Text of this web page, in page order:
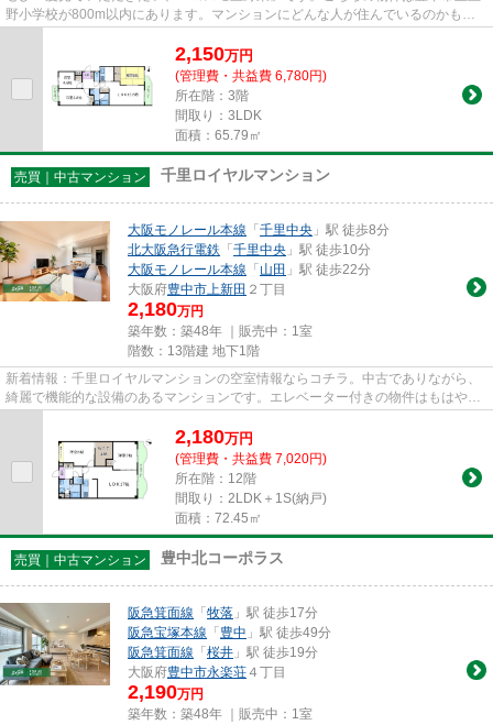
野小学校が800m以内にあります。マンションにどんな人が住んでいるのかも中
2,150万円
(管理費・共益費 6,780円)
所在階：3階
間取り：3LDK
面積：65.79㎡
売買｜中古マンション 千里ロイヤルマンション
大阪モノレール本線 「 千里中央 」駅 徒歩8分
北大阪急行電鉄 「 千里中央 」駅 徒歩10分
大阪モノレール本線 「 山田 」駅 徒歩22分
大阪府豊中市上新田 ２丁目
2,180万円
築年数：築48年 ｜販売中： 1室
階数：13階建 地下1階
新着情報：千里ロイヤルマンションの空室情報ならコチラ。中古でありながら、
綺麗で機能的な設備のあるマンションです。エレベーター付きの物件はもはやマ
2,180万円
(管理費・共益費 7,020円)
所在階：12階
間取り：2LDK＋1S(納戸)
面積：72.45㎡
売買｜中古マンション 豊中北コーポラス
阪急箕面線 「 牧落 」駅 徒歩17分
阪急宝塚本線 「 豊中 」駅 徒歩49分
阪急箕面線 「 桜井 」駅 徒歩19分
大阪府豊中市永楽荘 ４丁目
2,190万円
築年数：築48年 ｜販売中： 1室